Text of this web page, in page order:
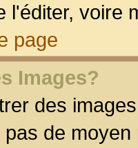
l'éditer, voire
page
Images?
des
de